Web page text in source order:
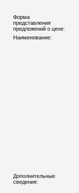
Форма
представления
предложений о цене:
Наименование:
Дополнительные
сведения: